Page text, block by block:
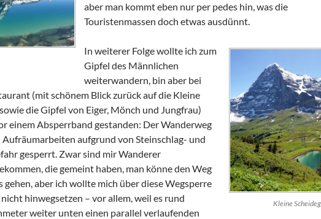
aber man kommt eben nur per pedes hin, was die
Touristenmassen doch etwas ausdünnt.
Kleine
In weiterer Folge wollte ich zum
Gipfel des Männlichen
weiterwandern, bin aber bei
(mit schönem Blick zurück auf die Kleine
die Gipfel von Eiger, Mönch und Jungfrau)
einem Absperrband gestanden: Der Wanderweg
Aufräumarbeiten aufgrund von Steinschlag- und
gesperrt. Zwar sind mir Wanderer
die gemeint haben, man könne den Weg
gehen, aber ich wollte mich über diese Wegsperre
hinwegsetzen – vor allem, weil es rund
weiter unten einen parallel verlaufenden